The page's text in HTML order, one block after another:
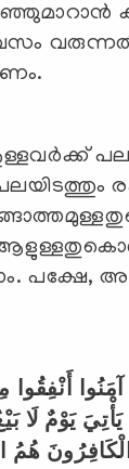
പക്ഷേ,
آمَنُوا
يَوْمٌ لَا
هُمُ